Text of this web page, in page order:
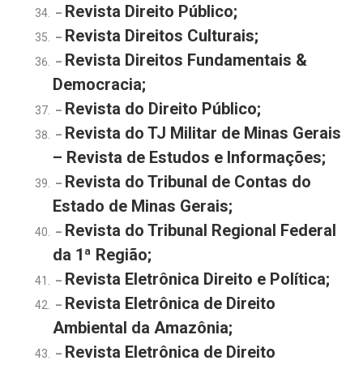
– Revista Direito Público;
– Revista Direitos Culturais;
– Revista Direitos Fundamentais &
Democracia;
– Revista do Direito Público;
– Revista do TJ Militar de Minas Gerais
– Revista de Estudos e Informações;
– Revista do Tribunal de Contas do
Estado de Minas Gerais;
– Revista do Tribunal Regional Federal
da 1ª Região;
– Revista Eletrônica Direito e Política;
– Revista Eletrônica de Direito
Ambiental da Amazônia;
– Revista Eletrônica de Direito